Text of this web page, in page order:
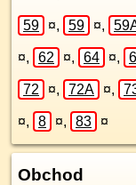
59 ¤, 59 ¤,
¤, 62 ¤, 64 ¤,
72 ¤, 72A ¤,
¤, 8 ¤, 83 ¤
Obchod